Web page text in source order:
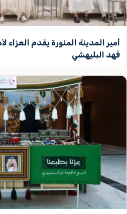
أمير المدينة المنورة يقدم
فهد البليهشي